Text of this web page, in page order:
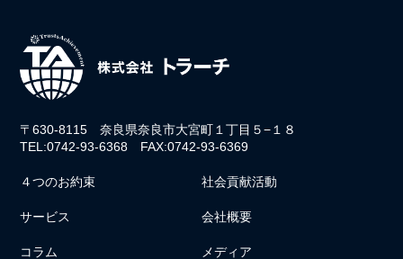
〒630-8115 奈良県奈良市大宮町１丁目５−１８
TEL:0742-93-6368 FAX:0742-93-6369
４つのお約束 社会貢献活動
サービス 会社概要
コラム メディア